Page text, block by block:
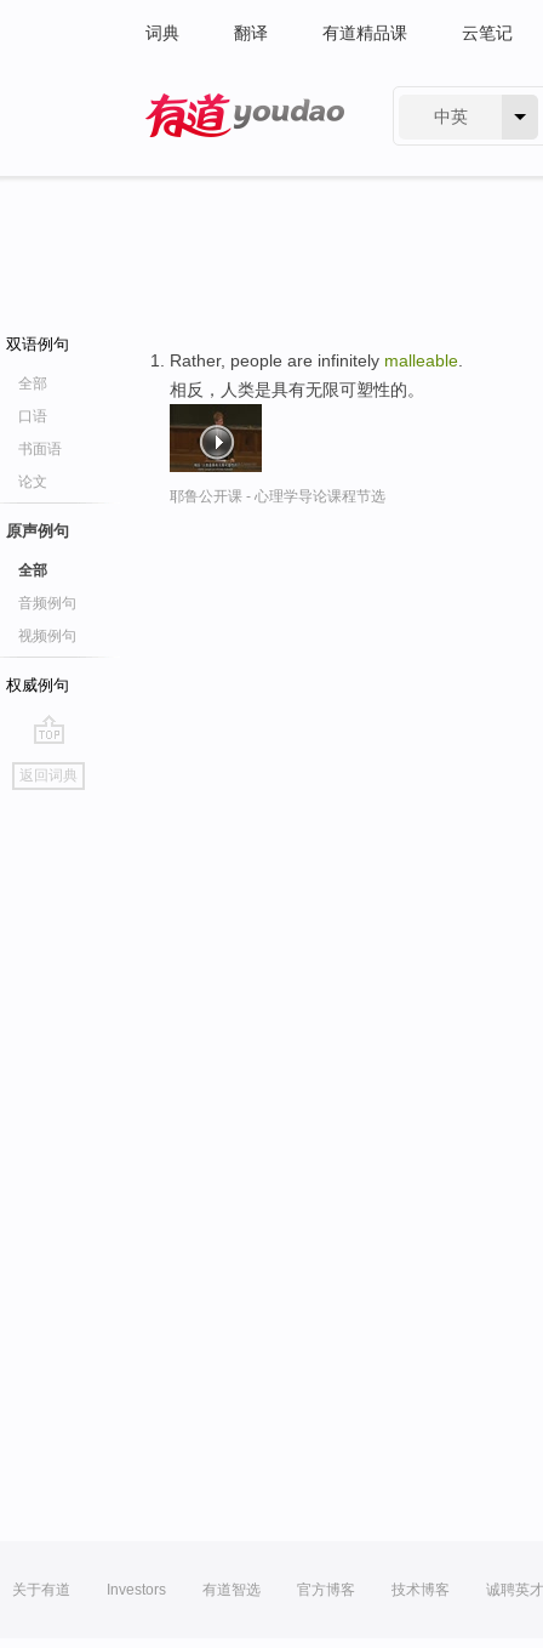
词典 翻译 有道精品课 云笔记
中英
双语例句
全部
口语
书面语
论文
原声例句
全部
音频例句
视频例句
权威例句
go
top
返回词典
Rather, people are infinitely malleable
相反，人类是具有无限可塑性的。
耶鲁公开课 - 心理学导论课程节选
关于有道 Investors 有道智选 官方博客 技术博客 诚聘英才